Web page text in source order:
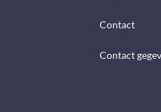
Contact
Contact